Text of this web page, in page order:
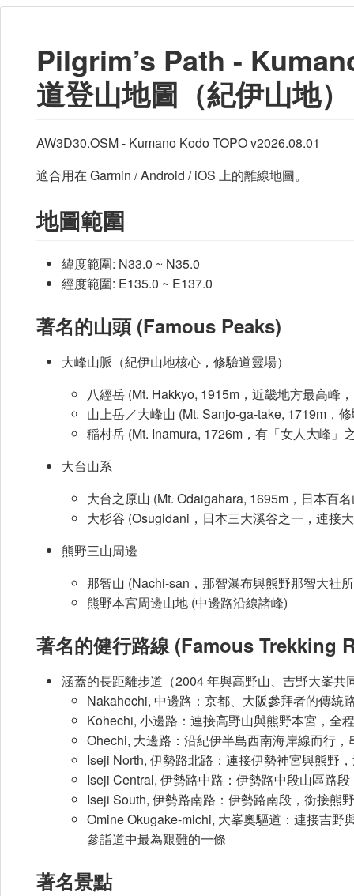
Pilgrim’s Path -
道登山地圖（紀伊山地）
AW3D30.OSM - Kumano Kodo TOPO v2026.08.01
適合用在 Garmin / Android / iOS 上的離線地圖。
地圖範圍
緯度範圍: N33.0 ~ N35.0
經度範圍: E135.0 ~ E137.0
著名的山頭 (Famous Peaks)
大峰山脈（紀伊山地核心，修驗道靈場）
八經岳 (Mt. Hakkyo, 1915m，近畿地方最高峰
山上岳／大峰山 (Mt. Sanjo-ga-take, 1719m，
稲村岳 (Mt. Inamura, 1726m，有「女人大峰」
大台山系
大台之原山 (Mt. Odaigahara, 1695m，日本百
大杉谷 (Osugidani，日本三大溪谷之一，連接
熊野三山周邊
那智山 (Nachi-san，那智瀑布與熊野那智大社
熊野本宮周邊山地 (中邊路沿線諸峰)
著名的健行路線 (Famous Trekking
涵蓋的長距離步道（2004 年與高野山、吉野大峯
Nakahechi, 中邊路：京都、大阪參拜者的傳統
Kohechi, 小邊路：連接高野山與熊野本宮，全
Ohechi, 大邊路：沿紀伊半島西南海岸線而行
Iseji North, 伊勢路北路：連接伊勢神宮與熊野
Iseji Central, 伊勢路中路：伊勢路中段山區路
Iseji South, 伊勢路南路：伊勢路南段，銜接熊
Omine Okugake-michi, 大峯奧驅道：連接吉
參詣道中最為艱難的一條
著名景點